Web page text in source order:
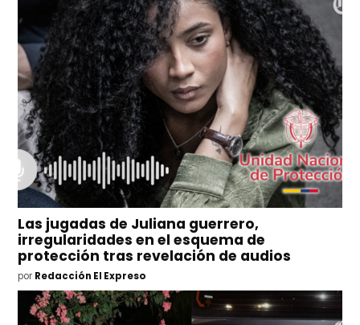
Las jugadas de Juliana guerrero,
irregularidades en el esquema de
protección tras revelación de audios
por Redacción El Expreso